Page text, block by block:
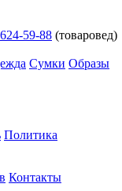
59-88 (товаровед)
Сумки Образы
Политика
Контакты